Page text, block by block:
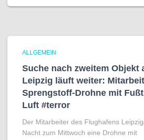
ALLGEMEIN
Suche nach zweitem Objekt
Leipzig läuft weiter:
Sprengstoff-Drohne mit
Luft #terror
Der Mitarbeiter des Flughafens
Nacht zum Mittwoch eine Drohne mit